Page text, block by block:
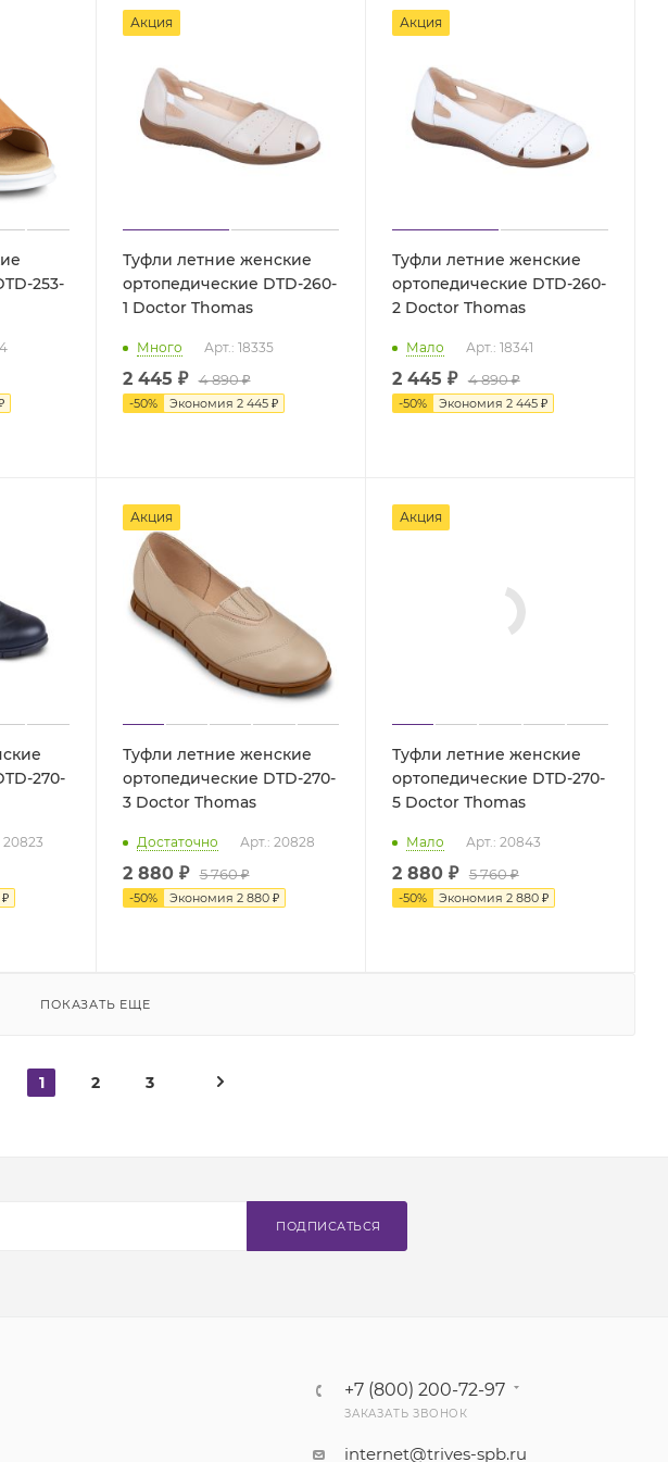
253-
Акция
Туфли летние женские
ортопедические DTD-260-
1 Doctor Thomas
Много Арт.: 18335
2 445 ₽ 4 890 ₽
-50% Экономия 2 445 ₽
Акция
Туфли летние женские
ортопедические DTD-260-
2 Doctor Thomas
Мало Арт.: 18341
2 445 ₽ 4 890 ₽
-50% Экономия 2 445 ₽
270-
20823
Акция
Туфли летние женские
ортопедические DTD-270-
3 Doctor Thomas
Достаточно Арт.: 20828
2 880 ₽ 5 760 ₽
-50% Экономия 2 880 ₽
Акция
Туфли летние женские
ортопедические DTD-270-
5 Doctor Thomas
Мало Арт.: 20843
2 880 ₽ 5 760 ₽
-50% Экономия 2 880 ₽
ПОКАЗАТЬ ЕЩЕ
1 2 3
ПОДПИСАТЬСЯ
+7 (800) 200-72-97
ЗАКАЗАТЬ ЗВОНОК
internet@trives-spb.ru